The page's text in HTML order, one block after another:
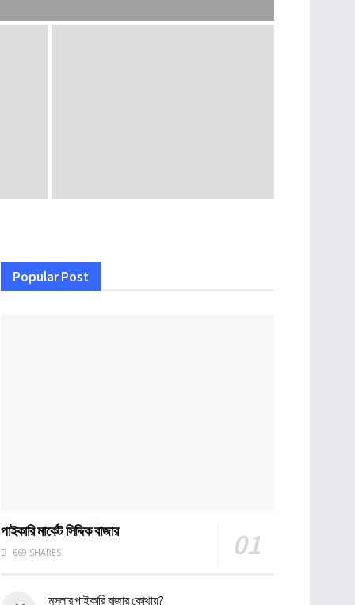
Popular Post
পাইকারি মার্কেট সিদ্দিক বাজার
669 SHARES
মসলার পাইকারি বাজার কোথায়?